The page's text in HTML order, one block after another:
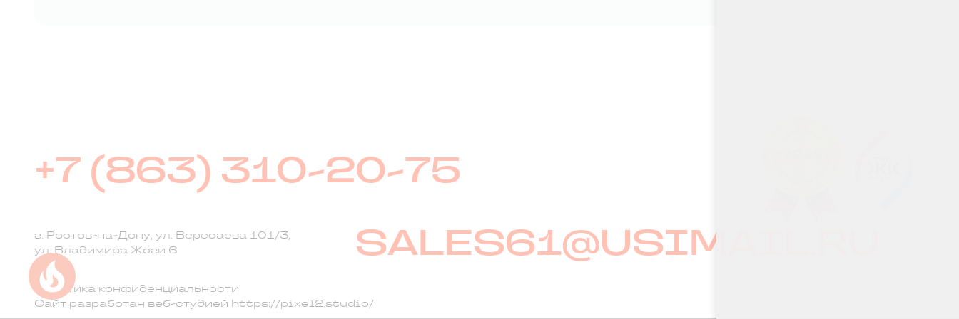
Успейте купить коммерческое помещение
+7 (863) 310-20-75
SALES61@USIMAIL.RU
г. Ростов-на-Дону, ул. Вересаева 101/3,
ул. Владимира Жоги 6
Политика конфиденциальности
Сайт разработан веб-студией https://pixel2.studio/